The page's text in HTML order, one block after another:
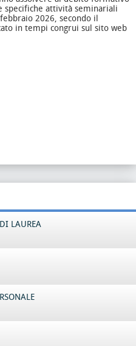
specifiche attività seminariali
2026, secondo il
in tempi congrui sul sito web
LAUREA